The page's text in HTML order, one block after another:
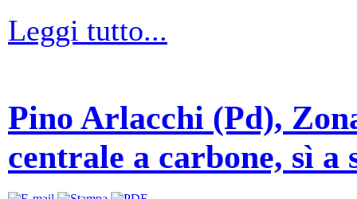
Leggi tutto...
Pino Arlacchi (Pd),
centrale a carbone, sì